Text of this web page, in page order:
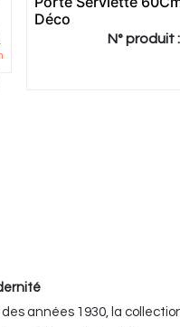
Déco
N° produit :
années 1930, la